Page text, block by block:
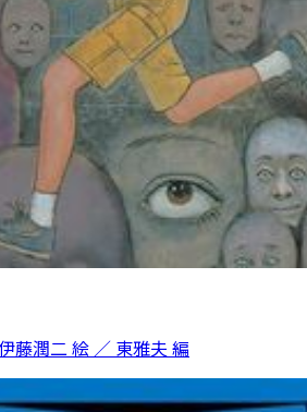
藤潤二 絵 ／ 東雅夫 編